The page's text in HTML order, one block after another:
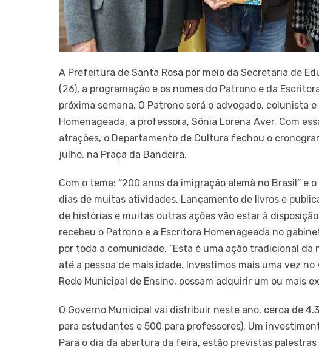
A Prefeitura de Santa Rosa por meio da Secretaria de
(26), a programação e os nomes do Patrono e da
próxima semana. O Patrono será o advogado, colunista
Homenageada, a professora, Sônia Lorena Aver. Com
atrações, o Departamento de Cultura fechou o
julho, na Praça da Bandeira.
Com o tema: “200 anos da imigração alemã no Brasil” e
dias de muitas atividades. Lançamento de livros e
de histórias e muitas outras ações vão estar à
recebeu o Patrono e a Escritora Homenageada no
por toda a comunidade, “Esta é uma ação tradicional
até a pessoa de mais idade. Investimos mais uma vez
Rede Municipal de Ensino, possam adquirir um ou mais
O Governo Municipal vai distribuir neste ano, cerca de
para estudantes e 500 para professores). Um
Para o dia da abertura da feira, estão previstas